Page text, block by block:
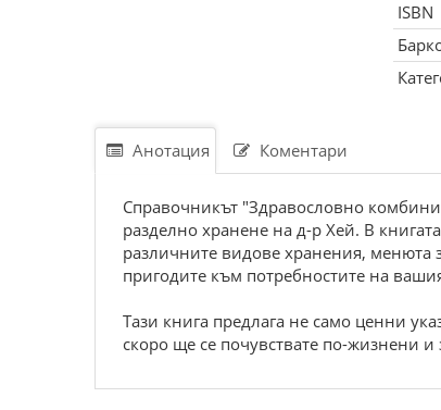
ISBN
Анотация Коментари
Справочникът "Здравословно
разделно хранене на д-р Хей. В
различните видове хранения, менюта
пригодите към потребностите на
Тази книга предлага не само ценни
скоро ще се почувствате по-жизнени и